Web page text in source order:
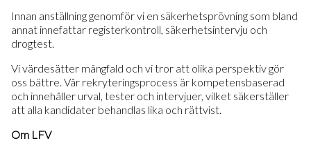
Innan anställning genomför vi en säkerhetsprövning som bland
annat innefattar registerkontroll, säkerhetsintervju och
drogtest.
Vi värdesätter mångfald och vi tror att olika perspektiv gör
oss bättre. Vår rekryteringsprocess är kompetensbaserad
och innehåller urval, tester och intervjuer, vilket säkerställer
att alla kandidater behandlas lika och rättvist.
Om LFV